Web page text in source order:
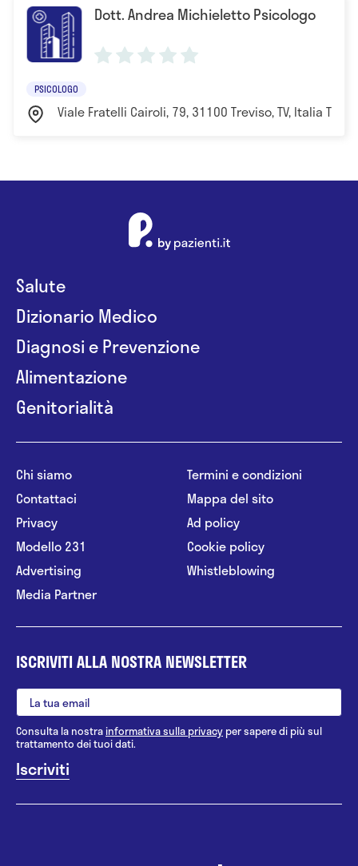
Dott. Andrea Michieletto Psicologo
PSICOLOGO
Viale Fratelli Cairoli, 79, 31100 Treviso, TV, Italia
Salute
Dizionario Medico
Diagnosi e Prevenzione
Alimentazione
Genitorialità
Chi siamo
Contattaci
Privacy
Modello 231
Advertising
Media Partner
Termini e condizioni
Mappa del sito
Ad policy
Cookie policy
Whistleblowing
ISCRIVITI ALLA NOSTRA NEWSLETTER
Consulta la nostrainformativa sulla privacy per sapere di più sul
trattamento dei tuoi dati.